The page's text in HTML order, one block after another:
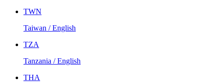
TWN
Taiwan / English
TZA
Tanzania / English
THA